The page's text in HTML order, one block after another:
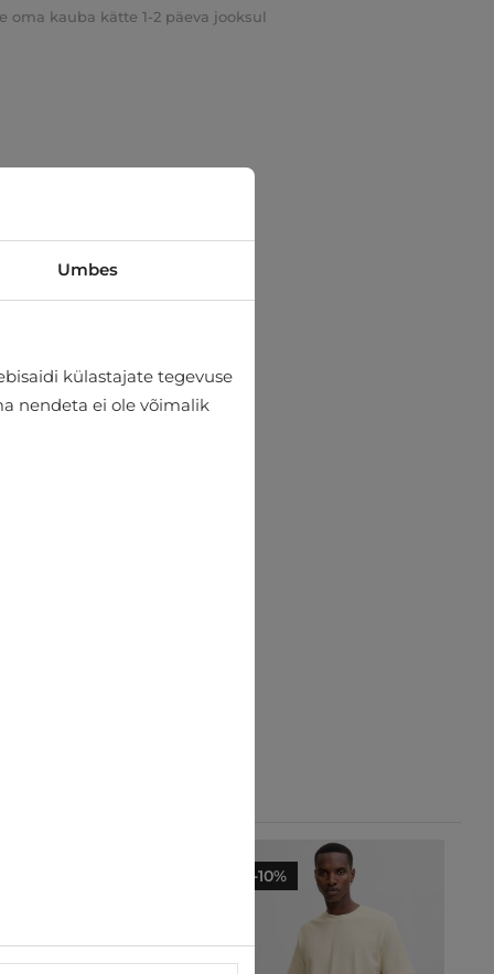
oma kauba kätte 1-2 päeva jooksul
-10%
Umbes
külastajate tegevuse
nendeta ei ole võimalik